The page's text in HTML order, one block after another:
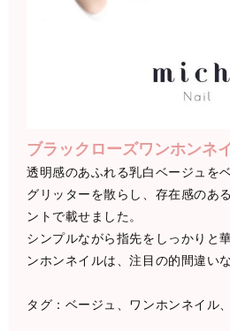
ブラックローズワンホンネ
透明感のあふれる乳白ベージュを
グリッターを散らし、存在感のあ
ントで載せました。
シンプルながら指先をしっかりと
ンホンネイルは、注目の的間違い
タグ：ベージュ、ワンホンネイル